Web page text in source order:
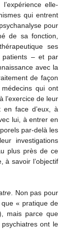
elle-
qui entrent
pour
de sa fonction,
ses
patients – et par
avec la
de façon
qui ont
l’exercice de leur
en face d’eux, à
lui, à entrer en
par-delà les
investigations
plus près de ce
à savoir l’objectif
. Non pas pour
« pratique de
mais parce que
ont le